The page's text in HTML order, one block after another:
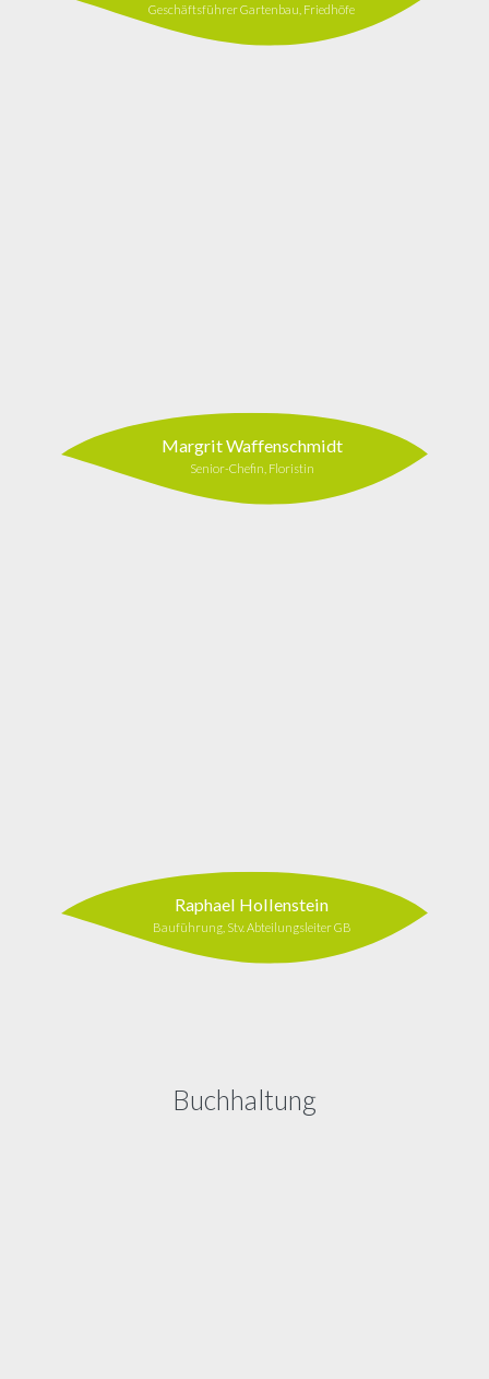
Geschäftsführer Gartenbau, Friedhöfe
Margrit Waffenschmidt
Senior-Chefin, Floristin
Raphael Hollenstein
Bauführung, Stv. Abteilungsleiter GB
Buchhaltung